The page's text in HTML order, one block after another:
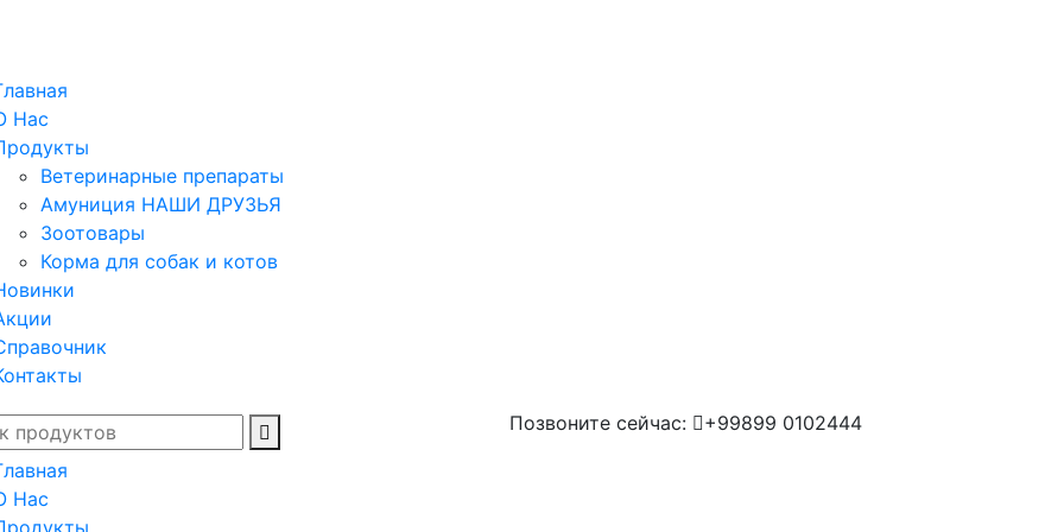
Нас
Ветеринарные препараты
Амуниция НАШИ ДРУЗЬЯ
Зоотовары
Корма для собак и котов
Позвоните сейчас:
+99899 0102444
Нас